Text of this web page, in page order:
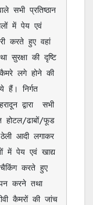
सभी प्रतिष्ठान
में पेय एवं
करते हुए वहां
सुरक्षा की दृष्टि
कैमरे लगे होने की
हैं। निर्गत
द्वारा  सभी
होटल/ढाबों/फूड
आदी लगाकर
में पेय एवं खाद्य
चैकिंग करते हुए
करने तथा
कैमरों की जांच